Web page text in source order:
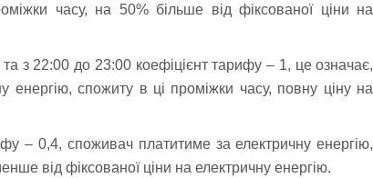
часу, на 50% більше від фіксованої ціни на
з 22:00 до 23:00 коефіцієнт тарифу – 1, це означає,
спожиту в ці проміжки часу, повну ціну на
– 0,4, споживач платитиме за електричну енергію,
від фіксованої ціни на електричну енергію.